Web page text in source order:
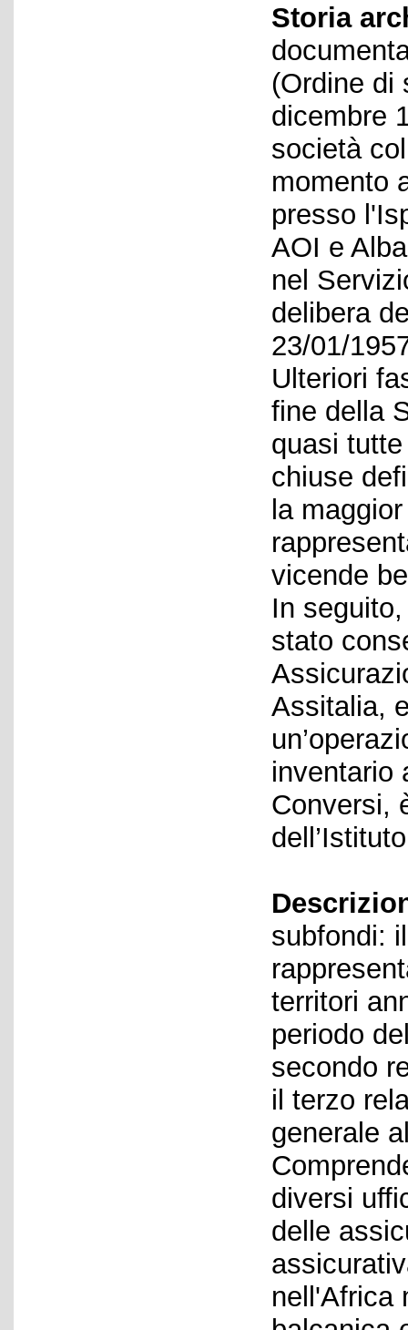
Storia
(Ordine di
dicembre
società
momento
presso
AOI e
nel
delibera
23/01/
Ulteriori
fine della
quasi
chiuse
la
vicende
In
stato
Assitalia,
inventario
Conversi,
subfondi:
territori
periodo
secondo
il terzo
generale
diversi
delle
nell'Africa